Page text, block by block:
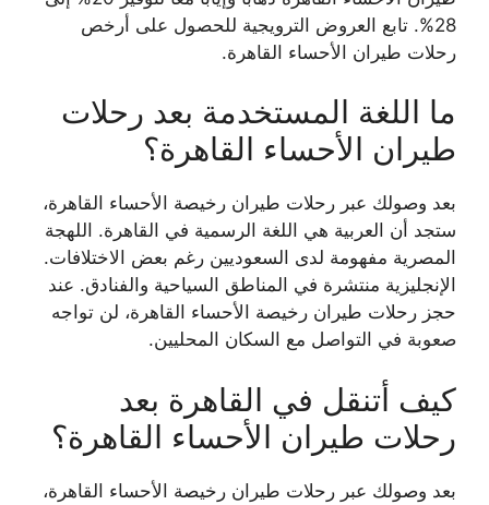
28%. تابع العروض الترويجية للحصول على أرخص
رحلات طيران الأحساء القاهرة.
ما اللغة المستخدمة بعد رحلات
طيران الأحساء القاهرة؟
بعد وصولك عبر رحلات طيران رخيصة الأحساء القاهرة،
ستجد أن العربية هي اللغة الرسمية في القاهرة. اللهجة
المصرية مفهومة لدى السعوديين رغم بعض الاختلافات.
الإنجليزية منتشرة في المناطق السياحية والفنادق. عند
حجز رحلات طيران رخيصة الأحساء القاهرة، لن تواجه
صعوبة في التواصل مع السكان المحليين.
كيف أتنقل في القاهرة بعد
رحلات طيران الأحساء القاهرة؟
بعد وصولك عبر رحلات طيران رخيصة الأحساء القاهرة،